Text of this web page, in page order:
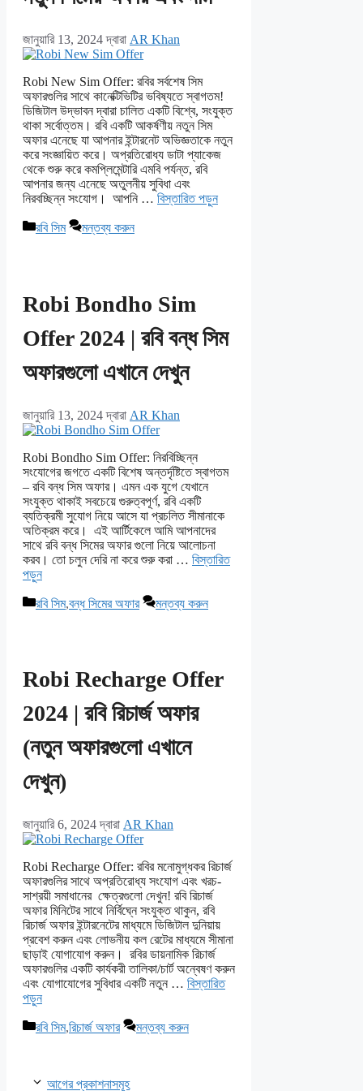
জানুয়ারি 13, 2024 দ্বারা AR Khan
Robi New Sim Offer: রবির সর্বশেষ সিম
অফারগুলির সাথে কানেক্টিভিটির ভবিষ্যতে স্বাগতম!
ডিজিটাল উদ্ভাবন দ্বারা চালিত একটি বিশ্বে, সংযুক্ত
থাকা সর্বোত্তম। রবি একটি আকর্ষণীয় নতুন সিম
অফার এনেছে যা আপনার ইন্টারনেট অভিজ্ঞতাকে নতুন
করে সংজ্ঞায়িত করে। অপ্রতিরোধ্য ডাটা প্যাকেজ
থেকে শুরু করে কমপ্লিমেন্টারি এমবি পর্যন্ত, রবি
আপনার জন্য এনেছে অতুলনীয় সুবিধা এবং
নিরবচ্ছিন্ন সংযোগ। আপনি … বিস্তারিত পড়ুন
বিভাগ
রবি সিম মন্তব্য করুন
Robi Bondho Sim
Offer 2024 | রবি বন্ধ সিম
অফারগুলো এখানে দেখুন
জানুয়ারি 13, 2024 দ্বারা AR Khan
Robi Bondho Sim Offer: নিরবিচ্ছিন্ন
সংযোগের জগতে একটি বিশেষ অন্তর্দৃষ্টিতে স্বাগতম
– রবি বন্ধ সিম অফার। এমন এক যুগে যেখানে
সংযুক্ত থাকাই সবচেয়ে গুরুত্বপূর্ণ, রবি একটি
ব্যতিক্রমী সুযোগ নিয়ে আসে যা প্রচলিত সীমানাকে
অতিক্রম করে। এই আর্টিকেলে আমি আপনাদের
সাথে রবি বন্ধ সিমের অফার গুলো নিয়ে আলোচনা
করব। তো চলুন দেরি না করে শুরু করা … বিস্তারিত
পড়ুন
বিভাগ
রবি সিম,বন্ধ সিমের অফার মন্তব্য করুন
Robi Recharge Offer
2024 | রবি রিচার্জ অফার
(নতুন অফারগুলো এখানে
দেখুন)
জানুয়ারি 6, 2024 দ্বারা AR Khan
Robi Recharge Offer: রবির মনোমুগ্ধকর রিচার্জ
অফারগুলির সাথে অপ্রতিরোধ্য সংযোগ এবং খরচ-
সাশ্রয়ী সমাধানের ক্ষেত্রগুলো দেখুন! রবি রিচার্জ
অফার মিনিটের সাথে নির্বিঘ্নে সংযুক্ত থাকুন, রবি
রিচার্জ অফার ইন্টারনেটের মাধ্যমে ডিজিটাল দুনিয়ায়
প্রবেশ করুন এবং লোভনীয় কল রেটের মাধ্যমে সীমানা
ছাড়াই যোগাযোগ করুন। রবির ডায়নামিক রিচার্জ
অফারগুলির একটি কার্যকরী তালিকা/চার্ট অন্বেষণ করুন
এবং যোগাযোগের সুবিধার একটি নতুন … বিস্তারিত
পড়ুন
বিভাগ
রবি সিম,রিচার্জ অফার মন্তব্য করুন
আগের প্রকাশনাসমূহ